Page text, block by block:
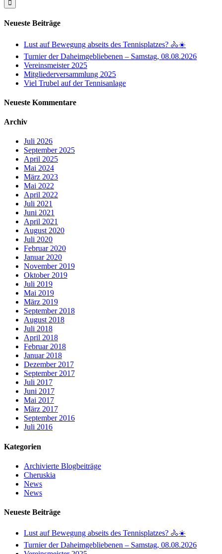
Neueste Beiträge
Lust auf Bewegung abseits des Tennisplatzes? 🚴☀️
Turnier der Daheimgebliebenen – Samstag, 08.08.2026
Vereinsmeister 2025
Mitgliederversammlung 2025
Viel Trubel auf der Tennisanlage
Neueste Kommentare
Archiv
Juli 2026
September 2025
April 2025
Mai 2024
März 2023
Mai 2022
April 2022
Juli 2021
Juni 2021
April 2021
August 2020
Juli 2020
Februar 2020
Januar 2020
November 2019
Oktober 2019
Juli 2019
Mai 2019
März 2019
September 2018
August 2018
Juli 2018
April 2018
Februar 2018
Januar 2018
Dezember 2017
September 2017
Juli 2017
Juni 2017
Mai 2017
März 2017
September 2016
Juli 2016
Kategorien
Archivierte Blogbeiträge
Cheruskia
News
News
Neueste Beiträge
Lust auf Bewegung abseits des Tennisplatzes? 🚴☀️
Turnier der Daheimgebliebenen – Samstag, 08.08.2026